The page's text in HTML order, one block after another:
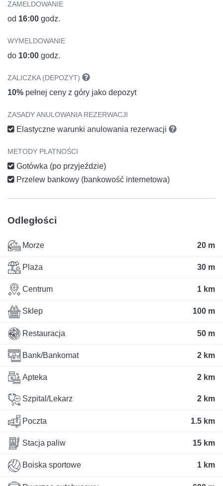
ZAMELDOWANIE
od 16:00 godz.
WYMELDOWANIE
do 10:00 godz.
ZALICZKA (DEPOZYT)
10% pełnej ceny z góry jako depozyt
ZASADY ANULOWANIA REZERWACJI
Elastyczne warunki anulowania rezerwacji
METODY PŁATNOŚCI
Gotówka (po przyjeździe)
Przelew bankowy (bankowość internetowa)
Odległości
Morze 20 m
Plaża 30 m
Centrum 1 km
Sklep 100 m
Restauracja 50 m
Bank/Bankomat 2 km
Apteka 2 km
Szpital/Lekarz 2 km
Poczta 1.5 km
Stacja paliw 15 km
Boiska sportowe 1 km